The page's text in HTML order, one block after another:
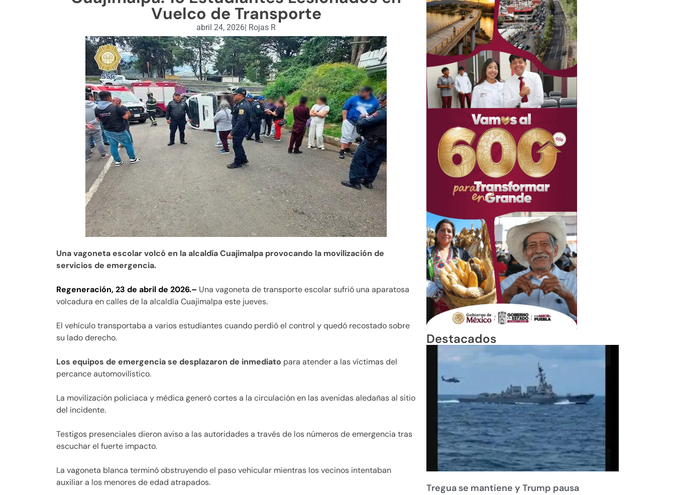
Vuelco de Transporte
abril 24, 2026 Rojas R
Una vagoneta escolar volcó en la alcaldía Cuajimalpa provocando la movilización de
servicios de emergencia.
Regeneración, 23 de abril de 2026.– Una vagoneta de transporte escolar sufrió una aparatosa
volcadura en calles de la alcaldía Cuajimalpa este jueves.
El vehículo transportaba a varios estudiantes cuando perdió el control y quedó recostado sobre
su lado derecho.
Los equipos de emergencia se desplazaron de inmediato para atender a las víctimas del
percance automovilístico.
La movilización policiaca y médica generó cortes a la circulación en las avenidas aledañas al sitio
del incidente.
Testigos presenciales dieron aviso a las autoridades a través de los números de emergencia tras
escuchar el fuerte impacto.
La vagoneta blanca terminó obstruyendo el paso vehicular mientras los vecinos intentaban
auxiliar a los menores de edad atrapados.
Destacados
Tregua se mantiene y Trump pausa